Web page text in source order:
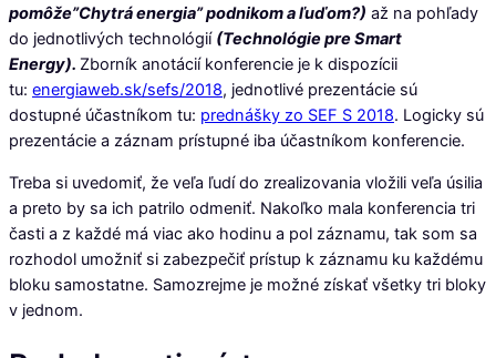
pomôže”Chytrá energia” podnikom a ľuďom?) až na pohľady
do jednotlivých technológií (Technológie pre Smart
Energy). Zborník anotácií konferencie je k dispozícii
tu: energiaweb.sk/sefs/2018, jednotlivé prezentácie sú
dostupné účastníkom tu: prednášky zo SEF S 2018. Logicky sú
prezentácie a záznam prístupné iba účastníkom konferencie.
Treba si uvedomiť, že veľa ľudí do zrealizovania vložili veľa úsilia
a preto by sa ich patrilo odmeniť. Nakoľko mala konferencia tri
časti a z každé má viac ako hodinu a pol záznamu, tak som sa
rozhodol umožniť si zabezpečiť prístup k záznamu ku každému
bloku samostatne. Samozrejme je možné získať všetky tri bloky
v jednom.